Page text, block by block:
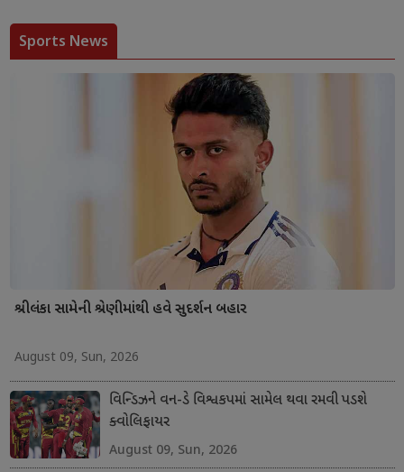
Sports News
શ્રીલંકા સામેની શ્રેણીમાંથી હવે સુદર્શન બહાર
August 09, Sun, 2026
વિન્ડિઝને વન-ડે વિશ્વકપમાં સામેલ થવા રમવી પડશે
ક્વોલિફાયર
August 09, Sun, 2026